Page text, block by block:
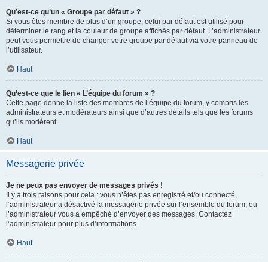
Qu’est-ce qu’un « Groupe par défaut » ?
Si vous êtes membre de plus d’un groupe, celui par défaut est utilisé pour
déterminer le rang et la couleur de groupe affichés par défaut. L’administrateur
peut vous permettre de changer votre groupe par défaut via votre panneau de
l’utilisateur.
Haut
Qu’est-ce que le lien « L’équipe du forum » ?
Cette page donne la liste des membres de l’équipe du forum, y compris les
administrateurs et modérateurs ainsi que d’autres détails tels que les forums
qu’ils modèrent.
Haut
Messagerie privée
Je ne peux pas envoyer de messages privés !
Il y a trois raisons pour cela : vous n’êtes pas enregistré et/ou connecté,
l’administrateur a désactivé la messagerie privée sur l’ensemble du forum, ou
l’administrateur vous a empêché d’envoyer des messages. Contactez
l’administrateur pour plus d’informations.
Haut